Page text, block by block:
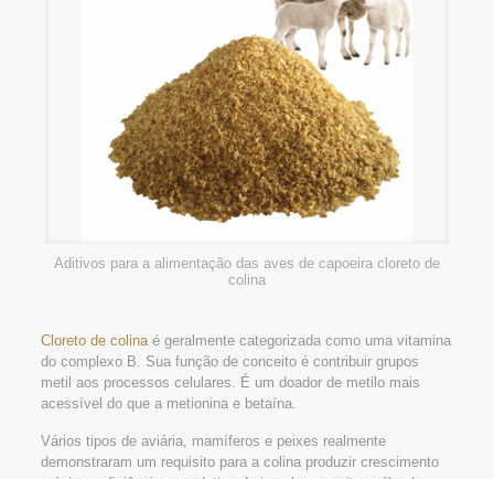
Aditivos para a alimentação das aves de capoeira cloreto de
colina
Cloreto de colinaé geralmente categorizada como uma vitamina
do complexo B. Sua função de conceito é contribuir grupos
metil aos processos celulares. É um doador de metilo mais
acessível do que a metionina e betaína.
Vários tipos de aviária, mamíferos e peixes realmente
demonstraram um requisito para a colina produzir crescimento